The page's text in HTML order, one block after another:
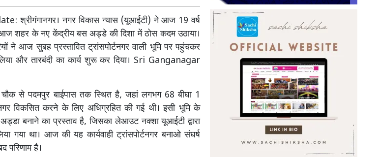
श्रीगंगानगर। नगर विकास न्यास (यूआईटी) ने आज 19 वर्ष
शहर के नए केंद्रीय बस अड्डे की दिशा में ठोस कदम उठाया।
ने आज सुबह प्रस्तावित ट्रांसपोर्टनगर वाली भूमि पर पहुंचकर
और तारबंदी का कार्य शुरू कर दिया। Sri Ganganagar
से पदमपुर बाईपास तक स्थित है, जहां लगभग 68 बीघा 1
विकसित करने के लिए अधिग्रहित की गई थी। इसी भूमि के
बनाने का प्रस्ताव है, जिसका लेआउट नक्शा यूआईटी द्वारा
गया था। आज की यह कार्यवाही ट्रांसपोर्टनगर बनाओ संघर्ष
परिणाम है।